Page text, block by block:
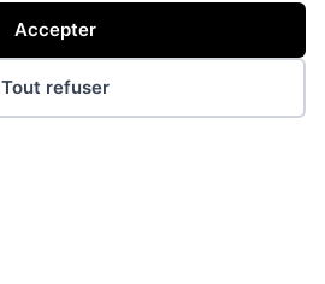
Accepter
Tout refuser